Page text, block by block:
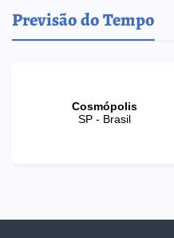
Previsão do Tempo